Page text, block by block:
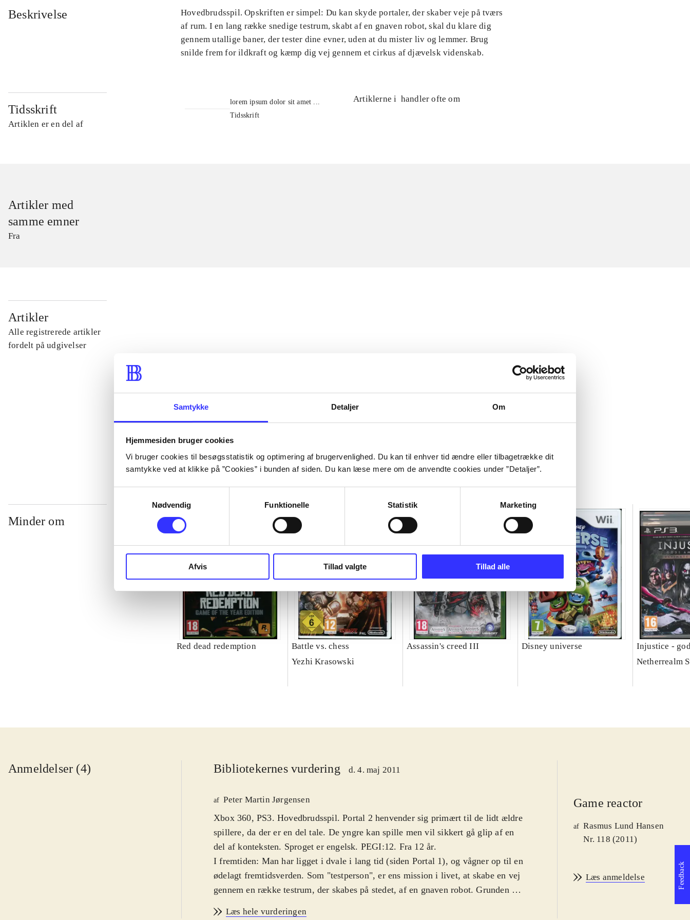
Samtykke Detaljer Om
Hjemmesiden bruger cookies
Vi bruger cookies til besøgsstatistik og optimering af brugervenlighed. Du kan til enhver tid ændre eller tilbagetrække dit
samtykke ved at klikke på ”Cookies” i bunden af siden. Du kan læse mere om de anvendte cookies under ”Detaljer”.
Nødvendig
Funktionelle Statistik Marketing
Afvis Tillad valgte Tillad alle
Beskrivelse
Hovedbrudsspil. Opskriften er simpel: Du kan skyde portaler, der skaber veje på tværs
af rum. I en lang række snedige testrum, skabt af en gnaven robot, skal du klare dig
gennem utallige baner, der tester dine evner, uden at du mister liv og lemmer. Brug
snilde frem for ildkraft og kæmp dig vej gennem et cirkus af djævelsk videnskab.
Tidsskrift
Artiklen er en del af
lorem ipsum dolor sit amet ...
Tidsskrift
Artiklerne i handler ofte om
Artikler med
samme emner
Fra
Artikler
Alle registrerede artikler
fordelt på udgivelser
...
...
Minder om
Red dead redemption
Battle vs. chess
Yezhi Krasowski
Assassin's creed III Disney universe
Injustice -
Netherrealm
Anmeldelser (4) Bibliotekernes vurdering d. 4. maj 2011
af Peter Martin Jørgensen
Xbox 360, PS3. Hovedbrudsspil. Portal 2 henvender sig primært til de lidt ældre
spillere, da der er en del tale. De yngre kan spille men vil sikkert gå glip af en
del af konteksten. Sproget er engelsk. PEGI:12. Fra 12 år.
I fremtiden: Man har ligget i dvale i lang tid (siden Portal 1), og vågner op til en
ødelagt fremtidsverden. Som "testperson", er ens mission i livet, at skabe en vej
gennem en række testrum, der skabes på stedet, af en gnaven robot. Grunden til
Læs hele vurderingen
Game reactor
af Rasmus Lund Hansen
Nr. 118 (2011)
Læs anmeldelse Feedback